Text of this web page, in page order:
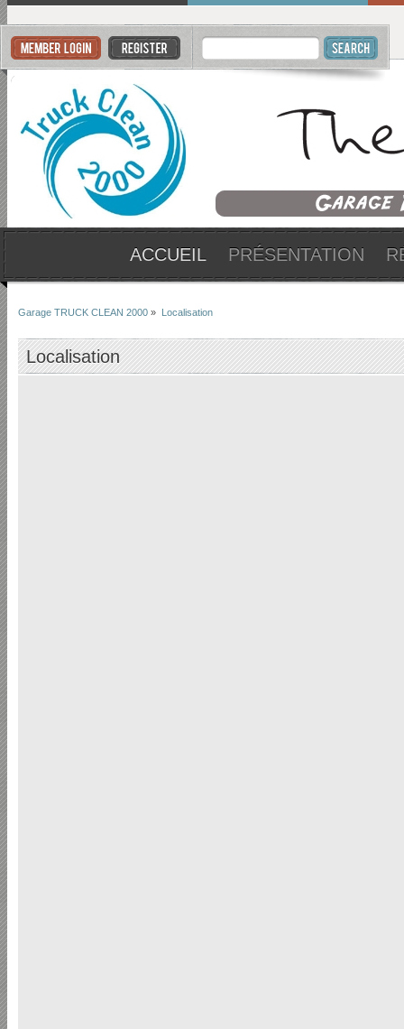
ACCUEIL PRÉSENTATION
Garage TRUCK CLEAN 2000 » Localisation
Localisation